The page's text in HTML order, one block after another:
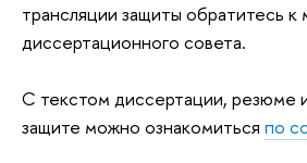
трансляции защиты обратитесь
диссертационного совета.
С текстом диссертации, резюме
защите можно ознакомиться по